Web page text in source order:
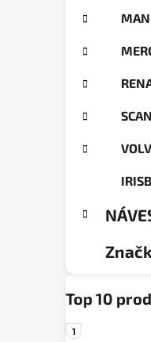
MAN
Top 10